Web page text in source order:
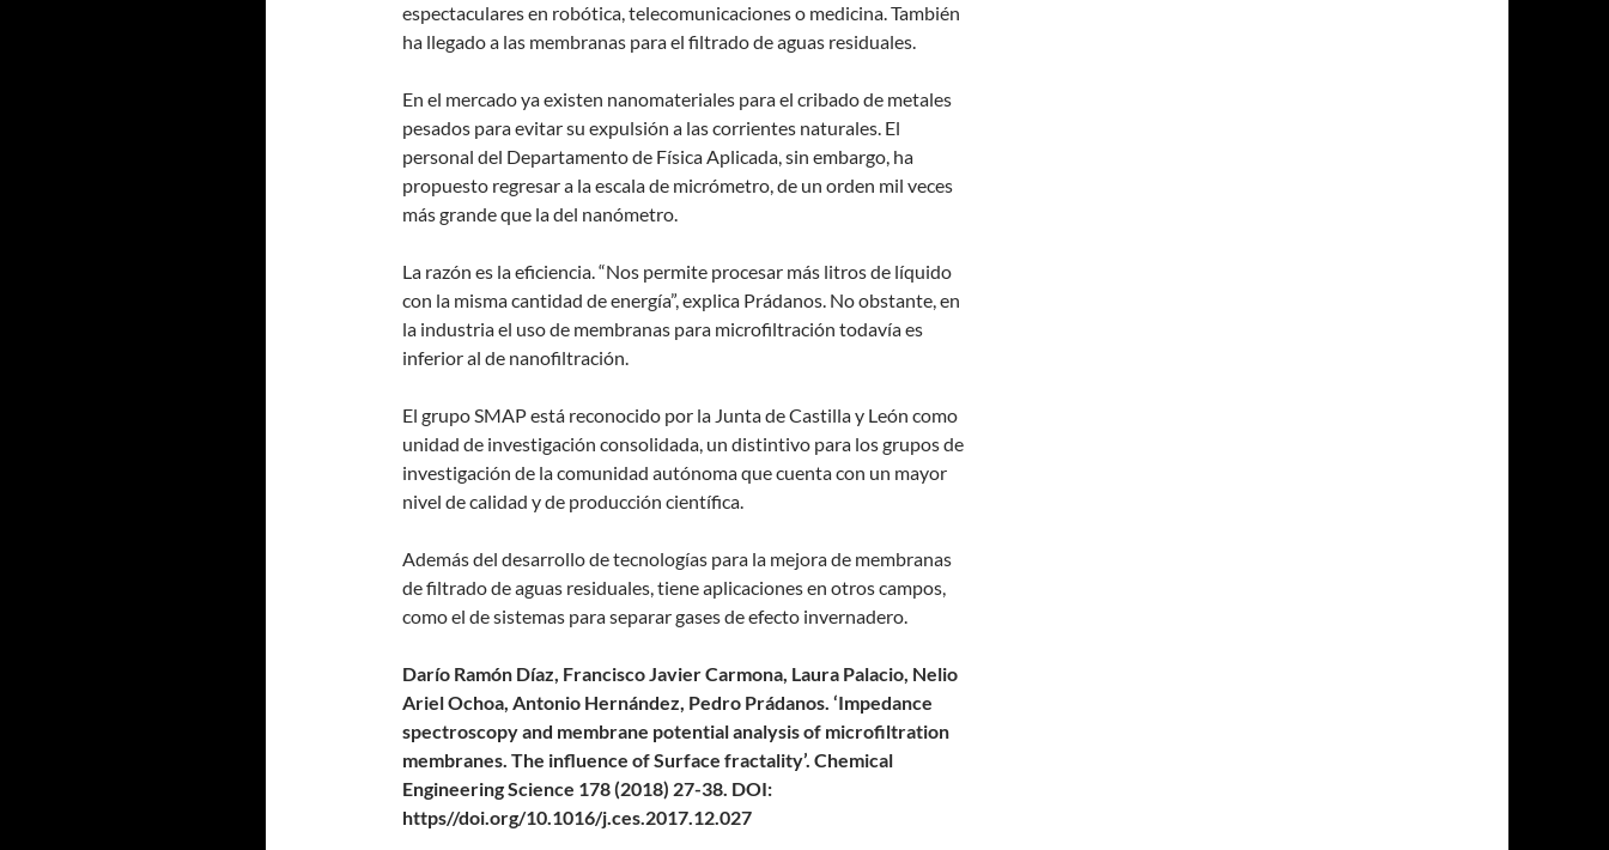
espectaculares en robótica, telecomunicaciones o medicina. También
ha llegado a las membranas para el filtrado de aguas residuales.
En el mercado ya existen nanomateriales para el cribado de metales
pesados para evitar su expulsión a las corrientes naturales. El
personal del Departamento de Física Aplicada, sin embargo, ha
propuesto regresar a la escala de micrómetro, de un orden mil veces
más grande que la del nanómetro.
La razón es la eficiencia. “Nos permite procesar más litros de líquido
con la misma cantidad de energía”, explica Prádanos. No obstante, en
la industria el uso de membranas para microfiltración todavía es
inferior al de nanofiltración.
El grupo SMAP está reconocido por la Junta de Castilla y León como
unidad de investigación consolidada, un distintivo para los grupos de
investigación de la comunidad autónoma que cuenta con un mayor
nivel de calidad y de producción científica.
Además del desarrollo de tecnologías para la mejora de membranas
de filtrado de aguas residuales, tiene aplicaciones en otros campos,
como el de sistemas para separar gases de efecto invernadero.
Darío Ramón Díaz, Francisco Javier Carmona, Laura Palacio, Nelio
Ariel Ochoa, Antonio Hernández, Pedro Prádanos. ‘Impedance
spectroscopy and membrane potential analysis of microfiltration
membranes. The influence of Surface fractality’. Chemical
Engineering Science 178 (2018) 27-38. DOI:
https//doi.org/10.1016/j.ces.2017.12.027